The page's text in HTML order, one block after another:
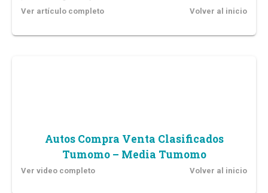
mejores opciones.
Ver artículo completo Volver al inicio
Autos Compra Venta Clasificados
Tumomo – Media Tumomo
Ver video completo Volver al inicio